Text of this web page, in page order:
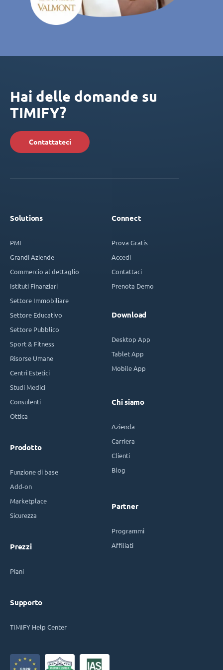
Hai delle domande su
TIMIFY?
Contattateci
Solutions
PMI
Grandi Aziende
Commercio al dettaglio
Istituti Finanziari
Settore Immobiliare
Settore Educativo
Settore Pubblico
Sport & Fitness
Risorse Umane
Centri Estetici
Studi Medici
Consulenti
Ottica
Prodotto
Funzione di base
Add-on
Marketplace
Sicurezza
Prezzi
Piani
Supporto
TIMIFY Help Center
Connect
Prova Gratis
Accedi
Contattaci
Prenota Demo
Download
Desktop App
Tablet App
Mobile App
Chi siamo
Azienda
Carriera
Clienti
Blog
Partner
Programmi
Affiliati